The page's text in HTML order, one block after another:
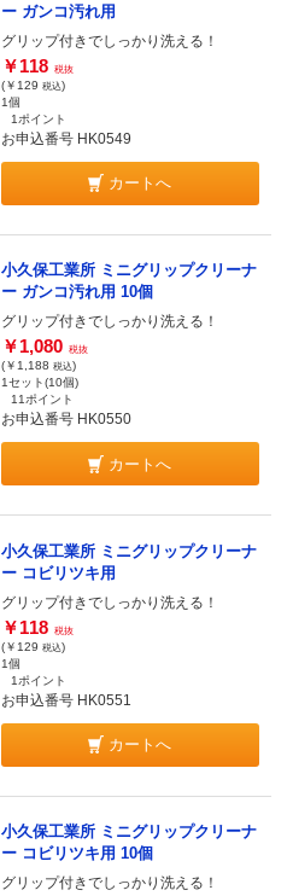
ー ガンコ汚れ用
グリップ付きでしっかり洗える！
￥118 税抜
(￥129 税込)
1個
1ポイント
お申込番号 HK0549
カートへ
小久保工業所 ミニグリップクリーナ
ー ガンコ汚れ用 10個
グリップ付きでしっかり洗える！
￥1,080 税抜
(￥1,188 税込)
1セット(10個)
11ポイント
お申込番号 HK0550
カートへ
小久保工業所 ミニグリップクリーナ
ー コビリツキ用
グリップ付きでしっかり洗える！
￥118 税抜
(￥129 税込)
1個
1ポイント
お申込番号 HK0551
カートへ
小久保工業所 ミニグリップクリーナ
ー コビリツキ用 10個
グリップ付きでしっかり洗える！